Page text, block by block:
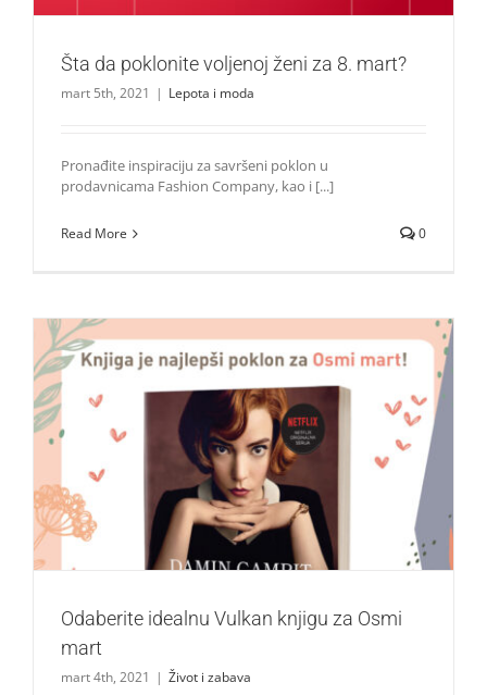
Šta da poklonite voljenoj ženi za 8. mart?
mart 5th, 2021 | Lepota i moda
Pronađite inspiraciju za savršeni poklon u
prodavnicama Fashion Company, kao i [...]
Read More 0
Odaberite idealnu Vulkan knjigu za Osmi mart
Život i zabava
Odaberite idealnu Vulkan knjigu za Osmi
mart
mart 4th, 2021 | Život i zabava